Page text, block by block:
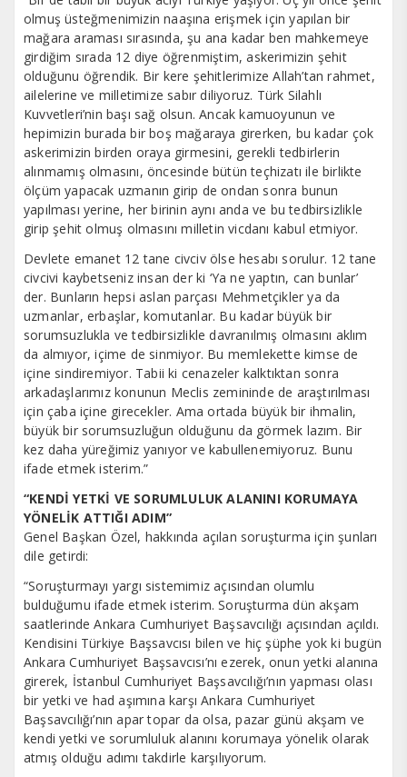
olmuş üsteğmenimizin naaşına erişmek için yapılan bir
mağara araması sırasında, şu ana kadar ben mahkemeye
girdiğim sırada 12 diye öğrenmiştim, askerimizin şehit
olduğunu öğrendik. Bir kere şehitlerimize Allah’tan rahmet,
ailelerine ve milletimize sabır diliyoruz. Türk Silahlı
Kuvvetleri’nin başı sağ olsun. Ancak kamuoyunun ve
hepimizin burada bir boş mağaraya girerken, bu kadar çok
askerimizin birden oraya girmesini, gerekli tedbirlerin
alınmamış olmasını, öncesinde bütün teçhizatı ile birlikte
ölçüm yapacak uzmanın girip de ondan sonra bunun
yapılması yerine, her birinin aynı anda ve bu tedbirsizlikle
girip şehit olmuş olmasını milletin vicdanı kabul etmiyor.
Devlete emanet 12 tane civciv ölse hesabı sorulur. 12 tane
civcivi kaybetseniz insan der ki ‘Ya ne yaptın, can bunlar’
der. Bunların hepsi aslan parçası Mehmetçikler ya da
uzmanlar, erbaşlar, komutanlar. Bu kadar büyük bir
sorumsuzlukla ve tedbirsizlikle davranılmış olmasını aklım
da almıyor, içime de sinmiyor. Bu memlekette kimse de
içine sindiremiyor. Tabii ki cenazeler kalktıktan sonra
arkadaşlarımız konunun Meclis zemininde de araştırılması
için çaba içine girecekler. Ama ortada büyük bir ihmalin,
büyük bir sorumsuzluğun olduğunu da görmek lazım. Bir
kez daha yüreğimiz yanıyor ve kabullenemiyoruz. Bunu
ifade etmek isterim.”
“KENDİ YETKİ VE SORUMLULUK ALANINI KORUMAYA
YÖNELİK ATTIĞI ADIM”
Genel Başkan Özel, hakkında açılan soruşturma için şunları
dile getirdi:
“Soruşturmayı yargı sistemimiz açısından olumlu
bulduğumu ifade etmek isterim. Soruşturma dün akşam
saatlerinde Ankara Cumhuriyet Başsavcılığı açısından açıldı.
Kendisini Türkiye Başsavcısı bilen ve hiç şüphe yok ki bugün
Ankara Cumhuriyet Başsavcısı’nı ezerek, onun yetki alanına
girerek, İstanbul Cumhuriyet Başsavcılığı’nın yapması olası
bir yetki ve had aşımına karşı Ankara Cumhuriyet
Başsavcılığı’nın apar topar da olsa, pazar günü akşam ve
kendi yetki ve sorumluluk alanını korumaya yönelik olarak
atmış olduğu adımı takdirle karşılıyorum.